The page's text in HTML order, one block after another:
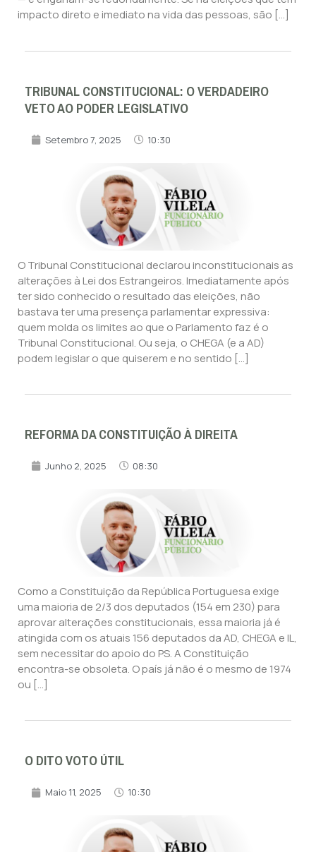
impacto direto e imediato na vida das pessoas, são […]
TRIBUNAL CONSTITUCIONAL: O VERDADEIRO
VETO AO PODER LEGISLATIVO
Setembro 7, 2025 10:30
O Tribunal Constitucional declarou inconstitucionais as
alterações à Lei dos Estrangeiros. Imediatamente após
ter sido conhecido o resultado das eleições, não
bastava ter uma presença parlamentar expressiva:
quem molda os limites ao que o Parlamento faz é o
Tribunal Constitucional. Ou seja, o CHEGA (e a AD)
podem legislar o que quiserem e no sentido […]
REFORMA DA CONSTITUIÇÃO À DIREITA
Junho 2, 2025 08:30
Como a Constituição da República Portuguesa exige
uma maioria de 2/3 dos deputados (154 em 230) para
aprovar alterações constitucionais, essa maioria já é
atingida com os atuais 156 deputados da AD, CHEGA e IL,
sem necessitar do apoio do PS. A Constituição
encontra-se obsoleta. O país já não é o mesmo de 1974
ou […]
O DITO VOTO ÚTIL
Maio 11, 2025 10:30